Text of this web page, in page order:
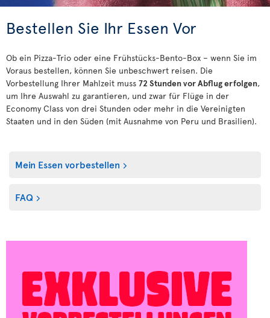
Bestellen Sie Ihr Essen Vor
Ob ein Pizza-Trio oder eine Frühstücks-Bento-Box – wenn Sie im
Voraus bestellen, können Sie unbeschwert reisen. Die
Vorbestellung Ihrer Mahlzeit muss 72 Stunden vor Abflug erfolgen,
um Ihre Auswahl zu garantieren, und zwar für Flüge in der
Economy Class von drei Stunden oder mehr in die Vereinigten
Staaten und in den Süden (mit Ausnahme von Peru und Brasilien).
Mein Essen vorbestellen
FAQ